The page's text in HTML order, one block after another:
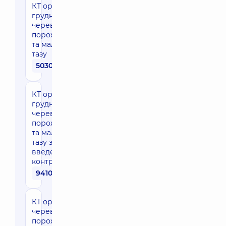
КТ органів
грудної,
черевної
порожнини
та малого
тазу
5030 грн
КТ органів
грудної,
черевної
порожнини
та малого
тазу з
введенням
контрасту
9410 грн
КТ органів
черевної
порожнини,